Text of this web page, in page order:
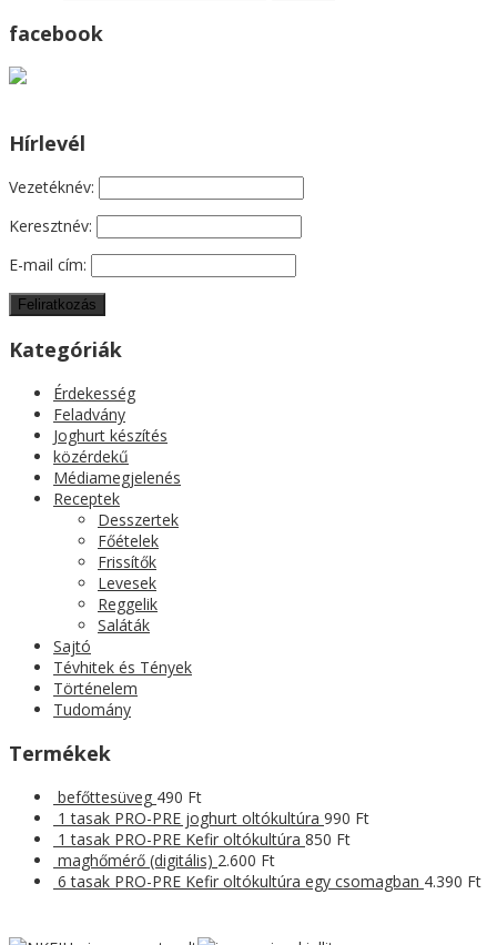
facebook
Hírlevél
Vezetéknév:
Keresztnév:
E-mail cím:
Kategóriák
Érdekesség
Feladvány
Joghurt készítés
közérdekű
Médiamegjelenés
Receptek
Desszertek
Főételek
Frissítők
Levesek
Reggelik
Saláták
Sajtó
Tévhitek és Tények
Történelem
Tudomány
Termékek
befőttesüveg 490 Ft
1 tasak PRO-PRE joghurt oltókultúra 990 Ft
1 tasak PRO-PRE Kefir oltókultúra 850 Ft
maghőmérő (digitális) 2.600 Ft
6 tasak PRO-PRE Kefir oltókultúra egy csomagban 4.390 Ft